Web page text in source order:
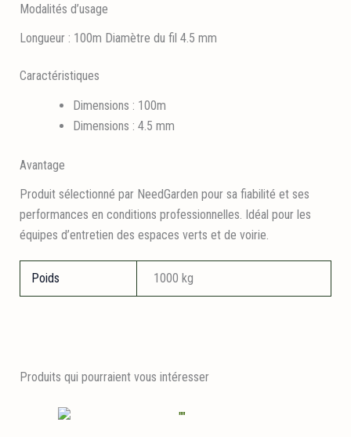
Modalités d’usage
Longueur : 100m Diamètre du fil 4.5 mm
Caractéristiques
Dimensions : 100m
Dimensions : 4.5 mm
Avantage
Produit sélectionné par NeedGarden pour sa fiabilité et ses
performances en conditions professionnelles. Idéal pour les
équipes d’entretien des espaces verts et de voirie.
Poids 1000 kg
Produits qui pourraient vous intéresser